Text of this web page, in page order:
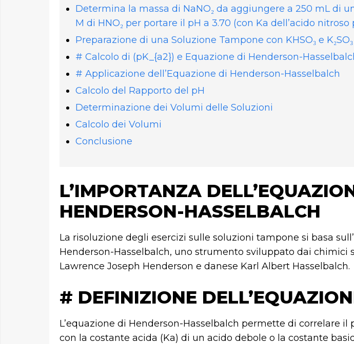
Determina la massa di NaNO₂ da aggiungere a 250 mL di
M di HNO₂ per portare il pH a 3.70 (con Ka dell’acido nitroso
Preparazione di una Soluzione Tampone con KHSO₃ e K₂SO₃
# Calcolo di (pK_{a2}) e Equazione di Henderson-
# Applicazione dell’Equazione di Henderson-Hasselbalch
Calcolo del Rapporto del pH
Determinazione dei Volumi delle Soluzioni
Calcolo dei Volumi
Conclusione
L’IMPORTANZA
HENDERSON-HASSELBALCH
La risoluzione degli esercizi sulle soluzioni tampone si basa
Henderson-Hasselbalch, uno strumento sviluppato dai chimici
Lawrence Joseph Henderson e danese Karl Albert Hasselbalch.
# DEFINIZIONE
L’equazione di Henderson-Hasselbalch permette di correlare il
con la costante acida (Ka) di un acido debole o la costante